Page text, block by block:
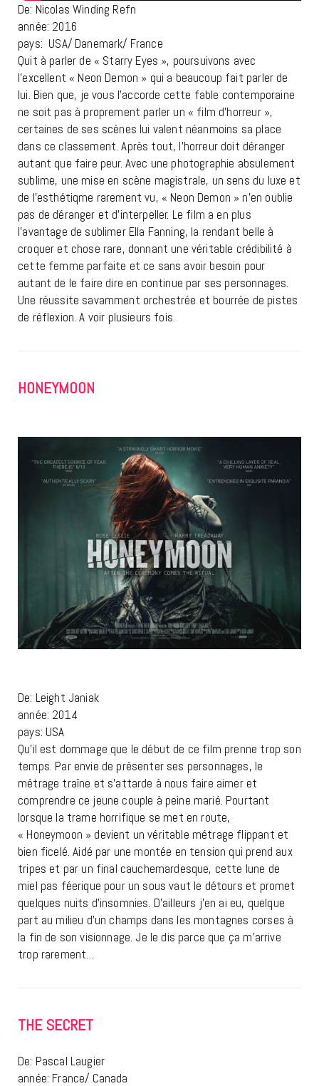
De: Nicolas Winding Refn
année: 2016
pays: USA/ Danemark/ France
Quit à parler de « Starry Eyes », poursuivons avec
l’excellent « Neon Demon » qui a beaucoup fait parler de
lui. Bien que, je vous l’accorde cette fable contemporaine
ne soit pas à proprement parler un « film d’horreur »,
certaines de ses scènes lui valent néanmoins sa place
dans ce classement. Après tout, l’horreur doit déranger
autant que faire peur. Avec une photographie absulement
sublime, une mise en scène magistrale, un sens du luxe et
de l’esthétiqme rarement vu, « Neon Demon » n’en oublie
pas de déranger et d’interpeller. Le film a en plus
l’avantage de sublimer Ella Fanning, la rendant belle à
croquer et chose rare, donnant une véritable crédibilité à
cette femme parfaite et ce sans avoir besoin pour
autant de le faire dire en continue par ses personnages.
Une réussite savamment orchestrée et bourrée de pistes
de réflexion. A voir plusieurs fois.
HONEYMOON
De: Leight Janiak
année: 2014
pays: USA
Qu’il est dommage que le début de ce film prenne trop son
temps. Par envie de présenter ses personnages, le
métrage traîne et s’attarde à nous faire aimer et
comprendre ce jeune couple à peine marié. Pourtant
lorsque la trame horrifique se met en route,
« Honeymoon » devient un véritable métrage flippant et
bien ficelé. Aidé par une montée en tension qui prend aux
tripes et par un final cauchemardesque, cette lune de
miel pas féerique pour un sous vaut le détours et promet
quelques nuits d’insomnies. D’ailleurs j’en ai eu, quelque
part au milieu d’un champs dans les montagnes corses à
la fin de son visionnage. Je le dis parce que ça m’arrive
trop rarement…
THE SECRET
De: Pascal Laugier
année: France/ Canada